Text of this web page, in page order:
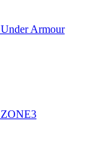
Under Armour
ZONE3